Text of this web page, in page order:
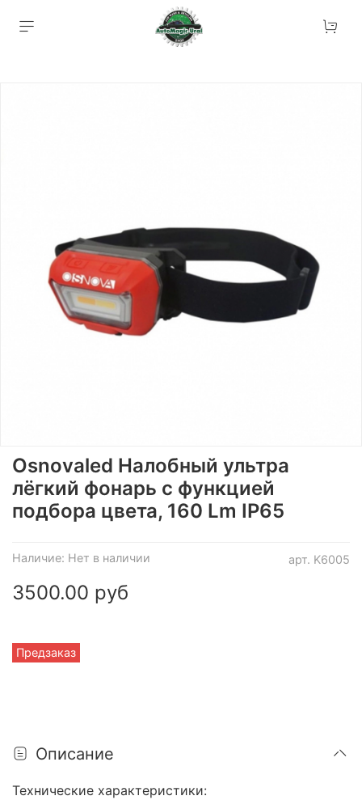
арт. K6005
Наличие: Нет в наличии
Предзаказ
Osnovaled Налобный ультра
лёгкий фонарь с функцией
подбора цвета, 160 Lm IP65
3500.00 руб
Описание
Технические характеристики: